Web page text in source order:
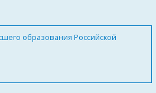
образования Российской